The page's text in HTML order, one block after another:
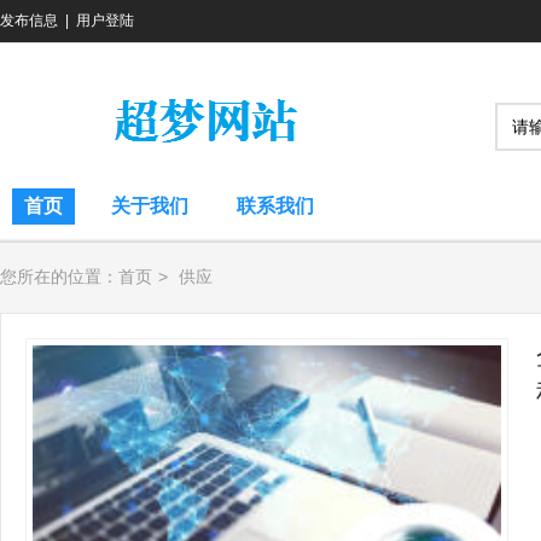
发布信息 用户登陆
首页 关于我们 联系我们
您所在的位置： 首页 > 供应